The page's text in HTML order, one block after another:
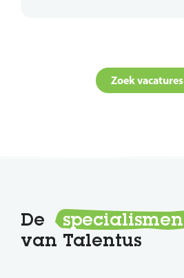
Zoek vacatures
De
specialismen
van Talentus